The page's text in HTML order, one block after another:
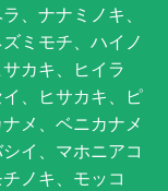
、ナナミノキ、
ミモチ、ハイノ
カキ、ヒイラ
、ヒサカキ、ピ
メ、ベニカナメ
イ、マホニアコ
ノキ、モッコ